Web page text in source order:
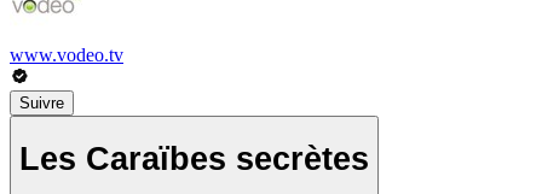
www.vodeo.tv
Suivre
Les Caraïbes secrètes